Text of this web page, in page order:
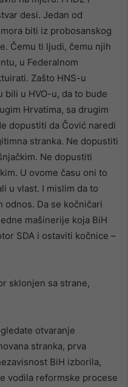
desi. Jedan od
biti iz probosanskog
Čemu ti ljudi, čemu njih
u Federalnom
Zašto HNS-u
bili u HVO-u, da to bude
Hrvatima, sa drugim
dopustiti da Čović naredi
stranka. Ne dopustiti
Ne dopustiti
U ovome času oni to
u vlast. I mislim da to
odnos. Da se kočničari
mašinerije koja BiH
SDA i ostaviti kočnice –
sklonjen sa strane,
otvaranje
stranka, prva
BiH izborila,
vodila reformske procese